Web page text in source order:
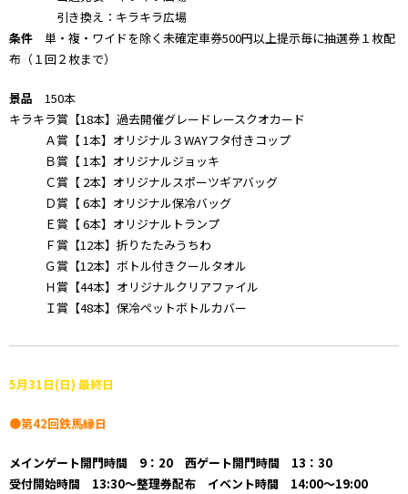
引き換え：キラキラ広場
条件 単・複・ワイドを除く未確定車券500円以上提示毎に抽選券１枚配
布（１回２枚まで）
景品 150本
キラキラ賞【18本】過去開催グレードレースクオカード
Ａ賞【 1本】オリジナル３WAYフタ付きコップ
Ｂ賞【 1本】オリジナルジョッキ
Ｃ賞【 2本】オリジナルスポーツギアバッグ
Ｄ賞【 6本】オリジナル保冷バッグ
Ｅ賞【 6本】オリジナルトランプ
Ｆ賞【12本】折りたたみうちわ
Ｇ賞【12本】ボトル付きクールタオル
Ｈ賞【44本】オリジナルクリアファイル
Ｉ賞【48本】保冷ペットボトルカバー
5月31日(日) 最終日
●第42回鉄馬縁日
メインゲート開門時間 9：20 西ゲート開門時間 13：30
受付開始時間
13:30～整理券配布 イベント時間
14:00～19:00